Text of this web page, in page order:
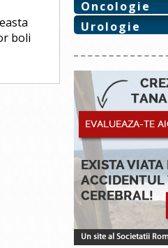
boli
Oncologie
Urologie